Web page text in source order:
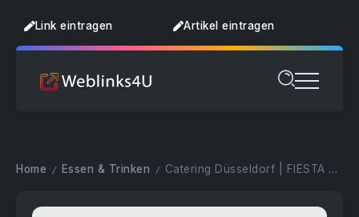
Link eintragen Artikel eintragen
Home / Essen & Trinken / Catering Düsseldorf | FIESTA SERVICE